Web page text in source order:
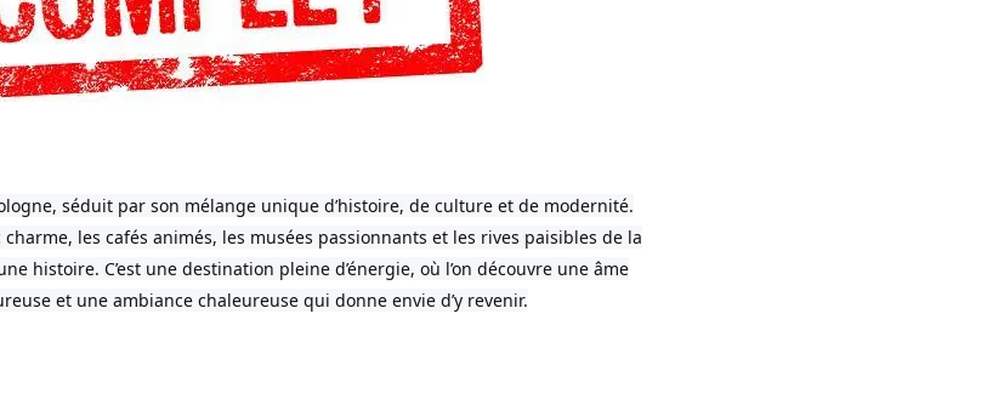
séduit par son mélange unique d’histoire, de culture et de modernité.
les cafés animés, les musées passionnants et les rives paisibles de la
histoire. C’est une destination pleine d’énergie, où l’on découvre une âme
et une ambiance chaleureuse qui donne envie d’y revenir.